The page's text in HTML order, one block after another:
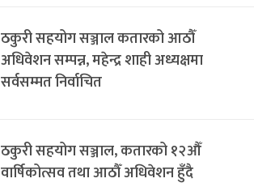
ठकुरी सहयोग सञ्जाल कतारको आठौँ
अधिवेशन सम्पन्न, महेन्द्र शाही अध्यक्षमा
सर्वसम्मत निर्वाचित
ठकुरी सहयोग सञ्जाल, कतारको १२औँ
वार्षिकोत्सव तथा आठौँ अधिवेशन हुँदै